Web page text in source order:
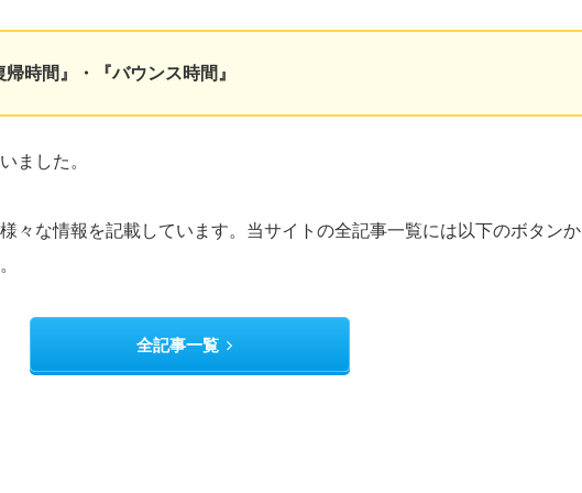
帰時間』・『バウンス時間』
ました。
々な情報を記載しています。当サイトの全記事一覧には以下のボタンか
全記事一覧